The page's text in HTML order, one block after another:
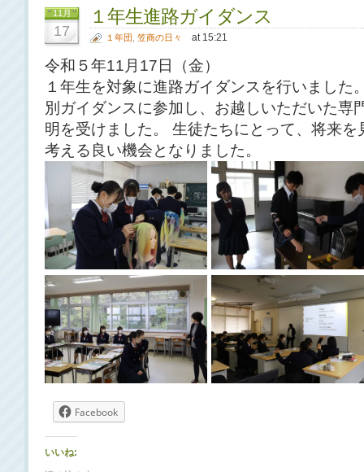
11月
17
１年生進路ガイダンス
at 15:21
１年団 笠商の日々
令和５年11月17日（金）
１年生を対象に進路ガイダンスを行いました
別ガイダンスに参加し、お越しいただいた専
明を受けました。 生徒たちにとって、将来
考える良い機会となりました。
Facebook
いいね: